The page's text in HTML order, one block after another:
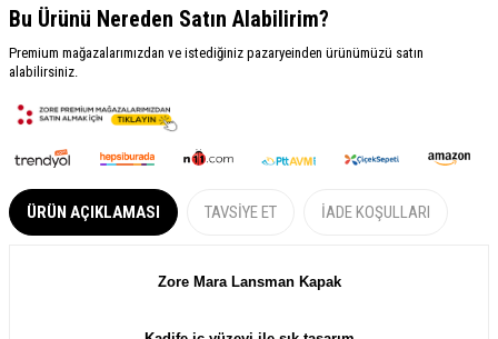
Bu Ürünü Nereden Satın Alabilirim?
Premium mağazalarımızdan ve istediğiniz pazaryeinden ürünümüzü satın
alabilirsiniz.
ÜRÜN AÇIKLAMASI TAVSIYE ET İADE KOŞULLARI
Zore MaraLansman Kapak